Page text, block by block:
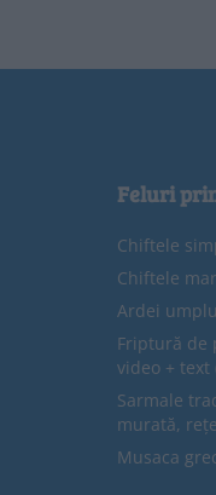
Feluri
Chiftele
Chiftele
Ardei
Friptură de
video + text
Sarmale
murată,
Musaca